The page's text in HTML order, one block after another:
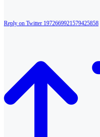
Reply on Twitter 1972669921579425858